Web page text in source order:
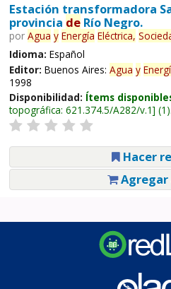
Estación transformadora
provincia deRío Negro.
por Agua y Energía Eléctrica,
Idioma: Español
Editor: Buenos Aires: Agua y
1998
Disponibilidad: Ítems
topográfica: 621.374.5/A282/v.1 (1).
Hacer